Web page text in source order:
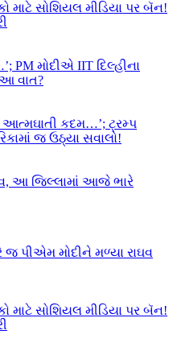
માટે સોશિયલ મીડિયા પર બૅન!
PM મોદીએ IIT દિલ્હીના
આ વાત?
આત્મઘાતી કદમ…’; ટ્રમ્પ
જ ઉઠ્યા સવાલો!
આ જિલ્લામાં આજે ભારે
જ પીએમ મોદીને મળ્યા રાઘવ
માટે સોશિયલ મીડિયા પર બૅન!